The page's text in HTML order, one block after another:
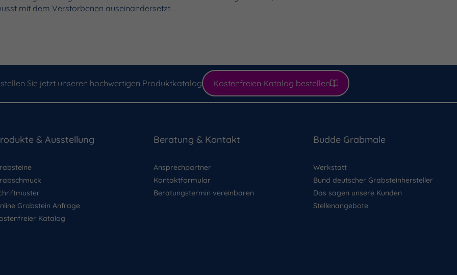
mit dem Verstorbenen auseinandersetzt.
Sie jetzt unseren hochwertigen Produktkatalog Kostenfreien Katalog bestellen
& Ausstellung
Grabstein Anfrage
Katalog
Beratung & Kontakt
Ansprechpartner
Kontaktformular
Beratungstermin vereinbaren
Budde Grabmale
Werkstatt
Bund deutscher Grabsteinhersteller
Das sagen unsere Kunden
Stellenangebote